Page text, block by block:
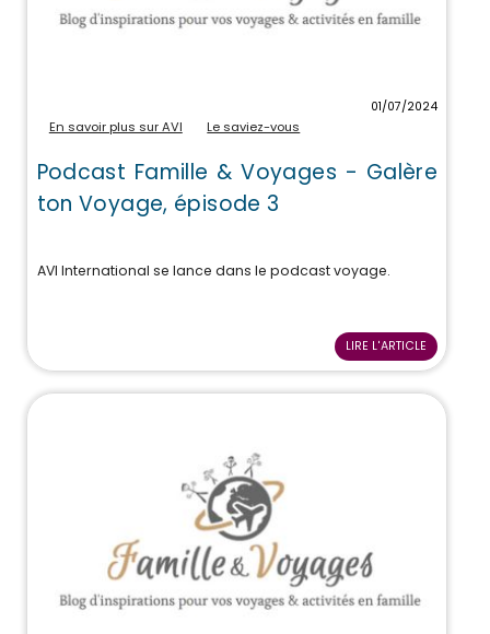
01/07/2024
En savoir plus sur AVI Le saviez-vous
Podcast Famille & Voyages - Galère
ton Voyage, épisode 3
AVI International se lance dans le podcast voyage.
LIRE L'ARTICLE